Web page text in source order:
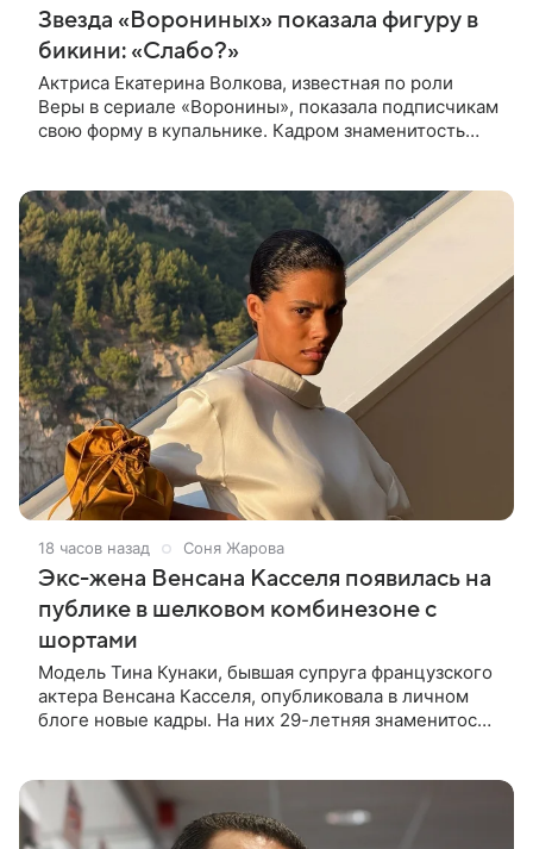
Звезда «Ворониных» показала фигуру в
бикини: «Слабо?»
Актриса Екатерина Волкова, известная по роли
Веры в сериале «Воронины», показала подписчикам
свою форму в купальнике. Кадром знаменитость
18 часов назад Соня Жарова
Экс-жена Венсана Касселя появилась на
публике в шелковом комбинезоне с
шортами
Модель Тина Кунаки, бывшая супруга французского
актера Венсана Касселя, опубликовала в личном
блоге новые кадры. На них 29-летняя знаменитость